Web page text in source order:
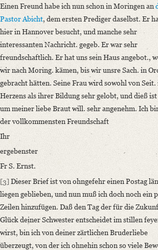
Einen Freund habe ich nun schon in Moringen an
Pastor Abicht, dem ersten Prediger daselbst. Er
hier in Hannover besucht, und manche sehr
interessanten Nachricht. gegeb. Er war sehr
freundschaftlich. Er hat uns sein Haus angebot.,
wir nach Moring. kämen, bis wir unsre Sach. in
gebracht hätten. Seine Frau wird sowohl von Seit.
Herzens als ihrer Bildung sehr gelobt, und dieß
um meiner liebe Braut will. sehr angenehm. Ich
der vollkommensten Freundschaft
Ihr
ergebenster
Fr S. Ernst.
[3]Dieser Brief ist von ohngefehr einen Postag
liegen geblieben, und nun muß ich doch noch ein
Zeilen hinzufügen. Daß den Tag der für die
Glück deiner Schwester entscheidet im stillen
wirst, bin ich von deiner zärtlichen Bruderliebe
überzeugt, von der ich ohnehin schon so viele